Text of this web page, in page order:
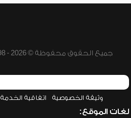
جميع الحقوق محفوظة © 2026 - 1998 لشبكة إسلام ويب
وثيقة الخصوصية اتفاقية الخدمة
لغات الموقع: